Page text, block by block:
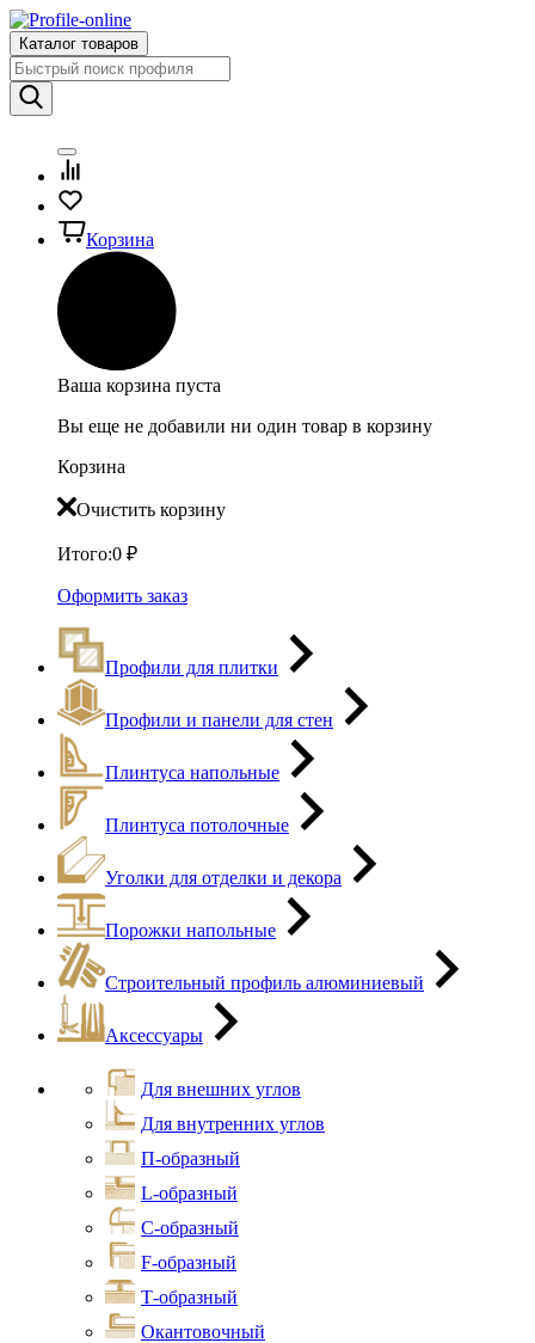
Каталог товаров
Корзина
Ваша корзина пуста
Вы еще не добавили ни один товар в корзину
Корзина
Очистить корзину
Итого:0 ₽
Оформить заказ
Профили для плитки
Профили и панели для стен
Плинтуса напольные
Плинтуса потолочные
Уголки для отделки и декора
Порожки напольные
Строительный профиль алюминиевый
Аксессуары
Для внешних углов
Для внутренних углов
П-образный
L-образный
С-образный
F-образный
Т-образный
Окантовочный